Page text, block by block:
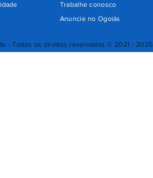
- Todos os direitos reservados © 2021 - 2025
Trabalhe conosco
Anuncie no Ogoiás